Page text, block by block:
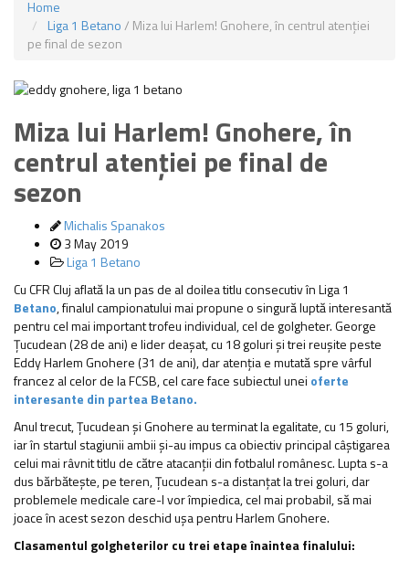
Home
Liga 1 Betano/ Miza lui Harlem! Gnohere, în centrul atenției
pe final de sezon
Miza lui Harlem! Gnohere, în
centrul atenției pe final de
sezon
Michalis Spanakos
3 May 2019
Liga 1 Betano
Cu CFR Cluj aflată la un pas de al doilea titlu consecutiv în Liga 1
Betano, finalul campionatului mai propune o singură luptă interesantă
pentru cel mai important trofeu individual, cel de golgheter. George
Țucudean (28 de ani) e lider deașat, cu 18 goluri și trei reușite peste
Eddy Harlem Gnohere (31 de ani), dar atenția e mutată spre vârful
francez al celor de la FCSB, cel care face subiectul unei oferte
interesante din partea Betano.
Anul trecut, Țucudean și Gnohere au terminat la egalitate, cu 15 goluri,
iar în startul stagiunii ambii și-au impus ca obiectiv principal câștigarea
celui mai râvnit titlu de către atacanții din fotbalul românesc. Lupta s-a
dus bărbătește, pe teren, Țucudean s-a distanțat la trei goluri, dar
problemele medicale care-l vor împiedica, cel mai probabil, să mai
joace în acest sezon deschid ușa pentru Harlem Gnohere.
Clasamentul golgheterilor cu trei etape înaintea finalului: